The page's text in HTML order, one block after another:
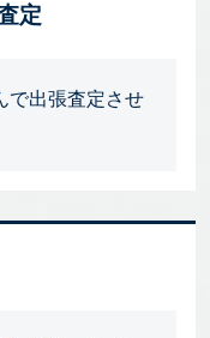
定
で出張査定させ